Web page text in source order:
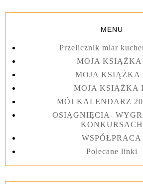
MENU
Przelicznik miar
MOJA KSIĄŻKA
MOJA KSIĄŻKA
MOJA KSIĄŻKA
MÓJ KALENDARZ
OSIĄGNIĘCIA-
KONKURSACH
WSPÓŁPRACA
Polecane linki